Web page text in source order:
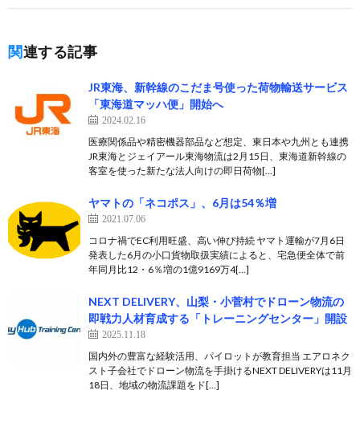
関連する記事
JR東海、新幹線のこだま号使った荷物輸送サービス
「東海道マッハ便」開始へ
2024.02.16
医療関係品や精密機器部品など想定、東日本や九州とも連携
JR東海とジェイアール東海物流は2月15日、東海道新幹線の
客室を使った新たな法人向けの即日荷物[…]
ヤマトの「ネコポス」、6月は54％増
2021.07.06
コロナ禍でEC利用旺盛、高い伸び持続 ヤマト運輸が7月6日
発表した6月の小口貨物取扱実績によると、宅急便全体で前
年同月比12・6％増の1億9169万4[…]
NEXT DELIVERY、山梨・小菅村でドローン物流の
即戦力人材育成する「トレーニングセンター」開設
2025.11.18
国内外の豊富な経験活用、パイロットが教育担当 エアロネク
スト子会社でドローン物流を手掛けるNEXT DELIVERYは11月
18日、地域の物流課題をド[…]